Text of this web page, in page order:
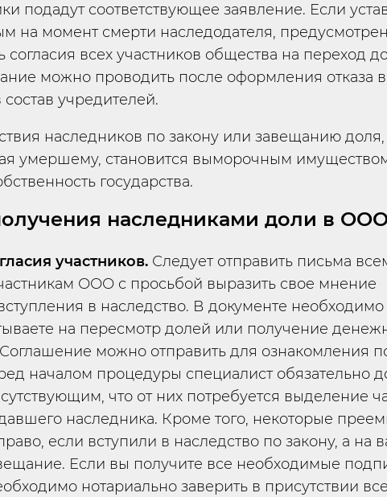
подадут соответствующее заявление. Если
на момент смерти наследодателя,
согласия всех участников общества на переход
можно проводить после оформления отказа
учредителей.
наследников по закону или завещанию доля,
умершему, становится выморочным
государства.
наследниками доли в
участников. Следует отправить письма
ООО с просьбой выразить свое мнение
в наследство. В документе
на пересмотр долей или получение
можно отправить для ознакомления
началом процедуры специалист обязательно
что от них потребуется выделение
наследника. Кроме того, некоторые
если вступили в наследство по закону, а на
Если вы получите все необходимые
нотариально заверить в присутствии